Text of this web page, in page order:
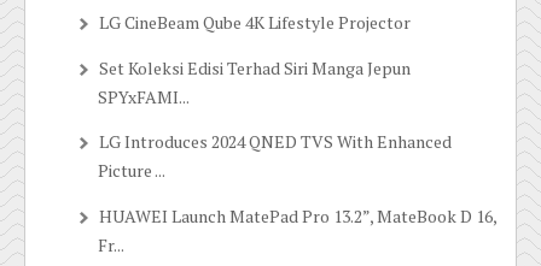
LG CineBeam Qube 4K Lifestyle Projector
Set Koleksi Edisi Terhad Siri Manga Jepun
SPYxFAMI...
LG Introduces 2024 QNED TVS With Enhanced
Picture ...
HUAWEI Launch MatePad Pro 13.2”, MateBook D 16,
Fr...